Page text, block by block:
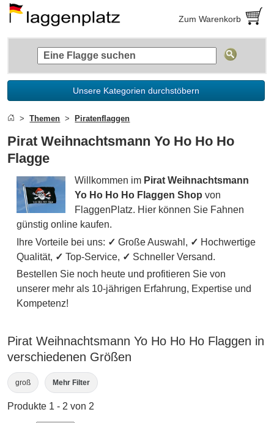
Zum Warenkorb
Unsere Kategorien durchstöbern
Themen Piratenflaggen
Pirat Weihnachtsmann Yo Ho Ho Ho
Flagge
Willkommen im Pirat Weihnachtsmann
Yo Ho Ho Ho Flaggen Shop von
FlaggenPlatz. Hier können Sie Fahnen
günstig online kaufen.
Ihre Vorteile bei uns: ✓ Große Auswahl, ✓ Hochwertige
Qualität, ✓ Top-Service, ✓ Schneller Versand.
Bestellen Sie noch heute und profitieren Sie von
unserer mehr als 10-jährigen Erfahrung, Expertise und
Kompetenz!
Pirat Weihnachtsmann Yo Ho Ho Ho Flaggen in
verschiedenen Größen
groß Mehr Filter
Produkte 1 - 2 von 2